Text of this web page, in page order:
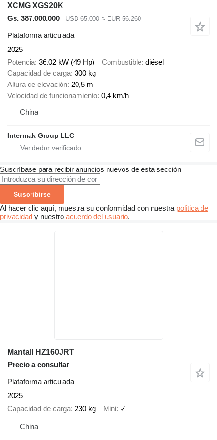
XCMG XGS20K
Gs. 387.000.000
USD 65.000 ≈ EUR 56.260
Plataforma articulada
2025
Potencia 36.02 kW (49 Hp) Combustible diésel
Capacidad de carga 300 kg
Altura de elevación 20,5 m
Velocidad de funcionamiento 0,4 km/h
China
Intermak Group LLC
Suscríbase para recibir anuncios nuevos de esta sección
Suscribirse
Al hacer clic aquí, muestra su conformidad con nuestra política de
privacidad y nuestro acuerdo del usuario.
Mantall HZ160JRT
Precio a consultar
Plataforma articulada
2025
Capacidad de carga 230 kg Mini ✓
China